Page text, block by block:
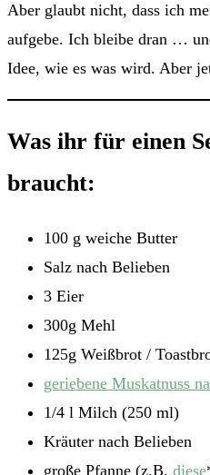
Aber glaubt nicht, dass ich
aufgebe. Ich bleibe dran …
Idee, wie es was wird. Aber
Was ihr für einen
braucht:
100 g weiche Butter
Salz nach Belieben
3 Eier
300g Mehl
125g Weißbrot /
geriebene Muskatnuss
1/4 l Milch (250 ml)
Kräuter nach Belieben
große Pfanne (z.B. diese